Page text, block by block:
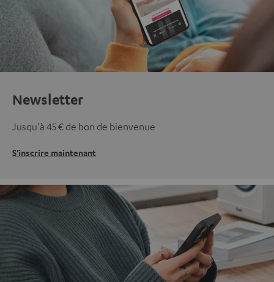
Newsletter
Jusqu'à 45 € de bon de bienvenue
S'inscrire maintenant